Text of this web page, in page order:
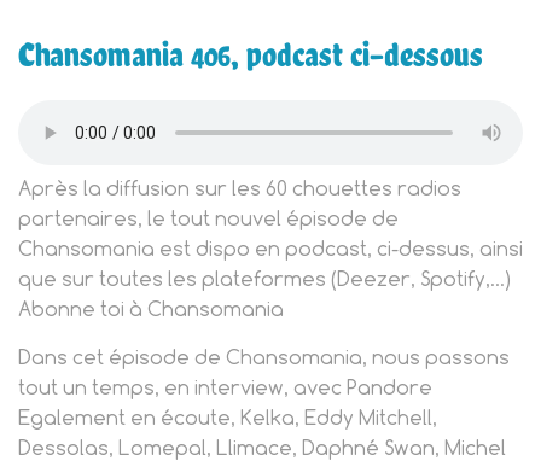
Chansomania 406, podcast ci-dessous
Après la diffusion sur les 60 chouettes radios
partenaires, le tout nouvel épisode de
Chansomania est dispo en podcast, ci-dessus, ainsi
que sur toutes les plateformes (Deezer, Spotify,…)
Abonne toi à Chansomania
Dans cet épisode de Chansomania, nous passons
tout un temps, en interview, avec Pandore
Egalement en écoute, Kelka, Eddy Mitchell,
Dessolas, Lomepal, Llimace, Daphné Swan, Michel